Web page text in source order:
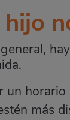
un
más